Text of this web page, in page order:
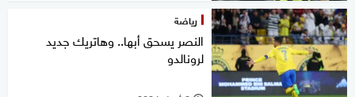
رياضة
النصر يسحق أبها.. وهاتريك جديد
لرونالدو